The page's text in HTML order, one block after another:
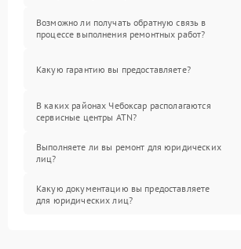
Возможно ли получать обратную связь в
процессе выполнения ремонтных работ?
Какую гарантию вы предоставляете?
В каких районах Чебоксар располагаются
сервисные центры ATN?
Выполняете ли вы ремонт для юридических
лиц?
Какую документацию вы предоставляете
для юридических лиц?